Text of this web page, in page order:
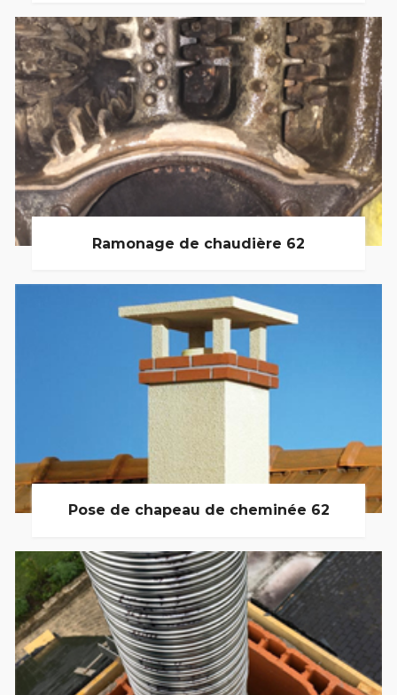
Ramonage de chaudière 62
Pose de chapeau de cheminée 62